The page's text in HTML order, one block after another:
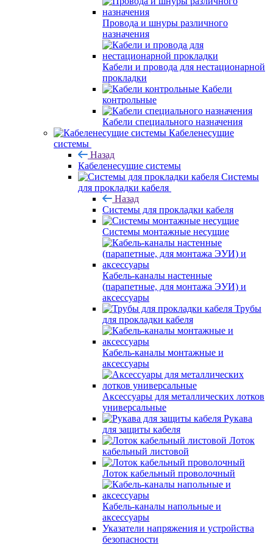
Провода и шнуры различного
назначения
Кабели и провода для нестационарной
прокладки
Кабели
контрольные
Кабели специального назначения
Кабеленесущие
системы
Назад
Кабеленесущие системы
Системы
для прокладки кабеля
Назад
Системы для прокладки кабеля
Системы монтажные несущие
Кабель-каналы настенные
(парапетные, для монтажа ЭУИ) и
аксессуары
Трубы
для прокладки кабеля
Кабель-каналы монтажные и
аксессуары
Аксессуары для металлических лотков
универсальные
Рукава
для защиты кабеля
Лоток
кабельный листовой
Лоток кабельный проволочный
Кабель-каналы напольные и
аксессуары
Указатели напряжения и устройства
безопасности